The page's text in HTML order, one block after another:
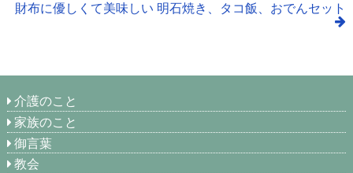
財布に優しくて美味しい 明石焼き、タコ飯、おでんセット
介護のこと
家族のこと
御言葉
教会